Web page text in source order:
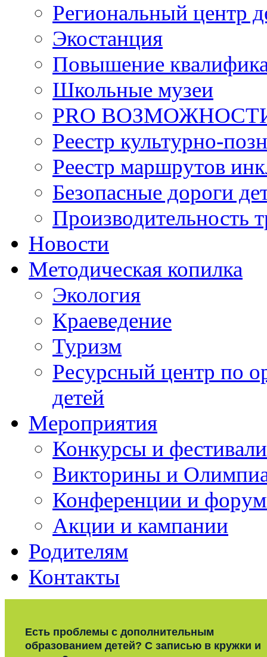
Региональный центр
Экостанция
Повышение
Школьные музеи
PRO
Реестр культурно-
Реестр маршрутов
Безопасные дороги
Производительность
Новости
Методическая копилка
Экология
Краеведение
Туризм
Ресурсный центр по
детей
Мероприятия
Конкурсы и фестивали
Викторины и
Конференции и
Акции и кампании
Родителям
Контакты
Есть проблемы с дополнительным
образованием детей? С записью в кружки и